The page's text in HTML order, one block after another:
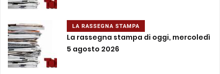
LA RASSEGNA STAMPA
La rassegna stampa di oggi, mercoledì
5 agosto 2026